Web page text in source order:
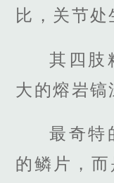
比，关节处
其四肢
大的熔岩镐
最奇特
的鳞片，